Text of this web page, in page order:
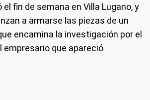
el fin de semana en Villa Lugano, y
a armarse las piezas de un
encamina la investigación por el
empresario que apareció